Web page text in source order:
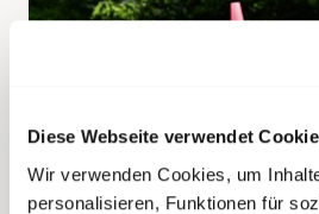
Diese Webseite verwendet
Wir verwenden Cookies, um
personalisieren, Funktionen für